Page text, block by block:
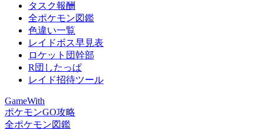
タスク報酬
全ポケモン図鑑
色違い一覧
レイドボス早見表
ロケット団幹部
R団したっぱ
レイド招待ツール
GameWith
ポケモンGO攻略
全ポケモン図鑑